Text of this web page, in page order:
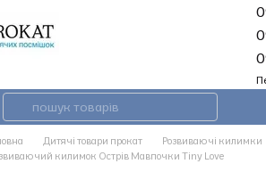
Дитячі товари прокат Розвиваючі килимки
килимок Острів Мавпочки Tiny Love